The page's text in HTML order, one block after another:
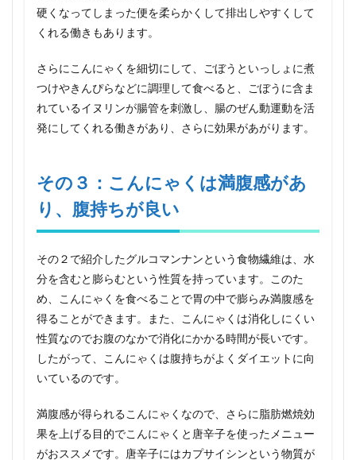
5
その
５：
鬆症
の予
防効
果も
ある
繊維
塊！
くダ
イエ
ット
で健
に痩
せる
５つ
果
硬くなってしまった便を柔らかくして排出しやすくして
くれる働きもあります。
さらにこんにゃくを細切にして、ごぼうといっしょに煮
つけやきんぴらなどに調理して食べると、ごぼうに含ま
れているイヌリンが腸管を刺激し、腸のぜん動運動を活
発にしてくれる働きがあり、さらに効果があがります。
その３：こんにゃくは満腹感があ
り、腹持ちが良い
その２で紹介したグルコマンナンという食物繊維は、水
分を含むと膨らむという性質を持っています。このた
め、こんにゃくを食べることで胃の中で膨らみ満腹感を
得ることができます。また、こんにゃくは消化しにくい
性質なのでお腹のなかで消化にかかる時間が長いです。
したがって、こんにゃくは腹持ちがよくダイエットに向
いているのです。
満腹感が得られるこんにゃくなので、さらに脂肪燃焼効
果を上げる目的でこんにゃくと唐辛子を使ったメニュー
がおススメです。唐辛子にはカプサイシンという物質が